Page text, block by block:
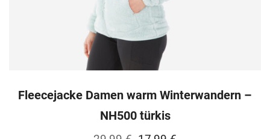
Fleecejacke Damen warm Winterwandern –
NH500 türkis